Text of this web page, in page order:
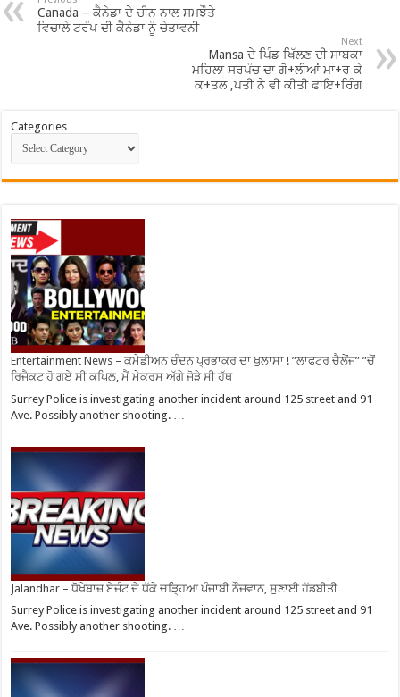
Canada – ਕੈਨੇਡਾ ਦੇ ਚੀਨ ਨਾਲ ਸਮਝੌਤੇ
ਵਿਚਾਲੇ ਟਰੰਪ ਦੀ ਕੈਨੇਡਾ ਨੂੰ ਚੇਤਾਵਨੀ
Next
Mansa ਦੇ ਪਿੰਡ ਖਿੱਲਣ ਦੀ ਸਾਬਕਾ
ਮਹਿਲਾ ਸਰਪੰਚ ਦਾ ਗੋ+ਲੀਆਂ ਮਾ+ਰ ਕੇ
ਕ+ਤਲ ,ਪਤੀ ਨੇ ਵੀ ਕੀਤੀ ਫਾਇ+ਰਿੰਗ
Categories
Entertainment News – ਕਮੇਡੀਅਨ ਚੰਦਨ ਪ੍ਰਭਾਕਰ ਦਾ ਖੁਲਾਸਾ ! ”ਲਾਫਟਰ ਚੈਲੇਂਜ” ”ਚੋਂ
ਰਿਜੈਕਟ ਹੋ ਗਏ ਸੀ ਕਪਿਲ, ਮੈਂ ਮੇਕਰਸ ਅੱਗੇ ਜੋੜੇ ਸੀ ਹੱਥ
Surrey Police is investigating another incident around 125 street and 91
Ave. Possibly another shooting. …
Jalandhar – ਧੋਖੇਬਾਜ਼ ਏਜੰਟ ਦੇ ਧੱਕੇ ਚੜ੍ਹਿਆ ਪੰਜਾਬੀ ਨੌਜਵਾਨ, ਸੁਣਾਈ ਹੱਡਬੀਤੀ
Surrey Police is investigating another incident around 125 street and 91
Ave. Possibly another shooting. …